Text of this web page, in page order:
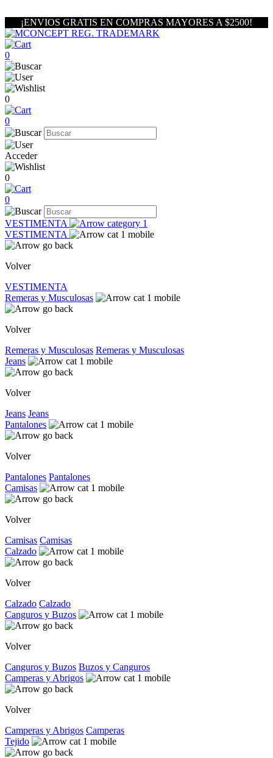
¡ENVIOS GRATIS EN COMPRAS MAYORES A $2500!
0
0
0
Acceder
0
0
VESTIMENTA
VESTIMENTA
Volver
VESTIMENTA
Remeras y Musculosas
Volver
Remeras y Musculosas Remeras y Musculosas
Jeans
Volver
Jeans Jeans
Pantalones
Volver
Pantalones Pantalones
Camisas
Volver
Camisas Camisas
Calzado
Volver
Calzado Calzado
Canguros y Buzos
Volver
Canguros y Buzos Buzos y Canguros
Camperas y Abrigos
Volver
Camperas y Abrigos Camperas
Tejido